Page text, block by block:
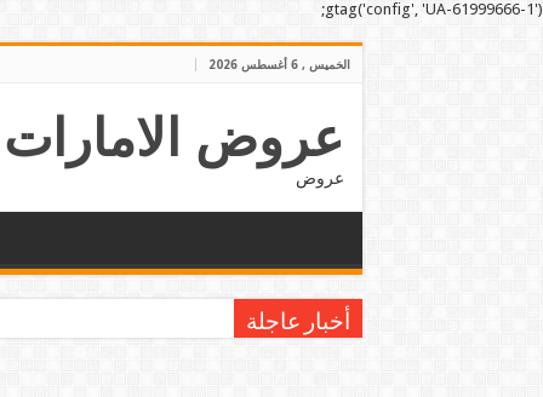
gtag('config', 'UA-61999666-1');
الخميس , 6 أغسطس 2026
عروض الامارات
عروض
أخبار عاجلة